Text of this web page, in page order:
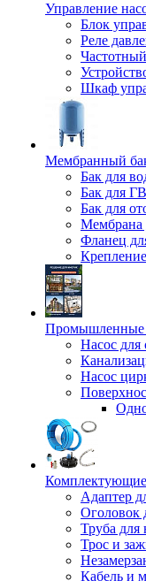
Управление
Блок
Реле
Шкаф
Мембранный
Бак для
Бак для
Бак для
Мембрана
Фланец
Промышленные
Насос
Насос
Комплектующие
Адаптер
Оголовок
Труба для
Трос и
Кабель и